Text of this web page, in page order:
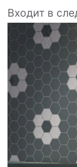
Входит в